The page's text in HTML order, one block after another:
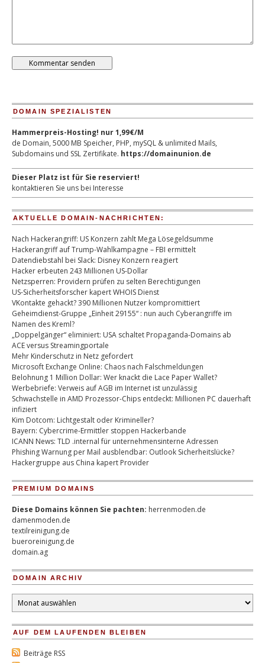
DOMAIN SPEZIALISTEN
Hammerpreis-Hosting! nur 1,99€/M
de Domain, 5000 MB Speicher, PHP, mySQL & unlimited Mails,
Subdomains und SSL Zertifikate. https://domainunion.de
Dieser Platz ist für Sie reserviert!
kontaktieren Sie uns bei Interesse
AKTUELLE DOMAIN-NACHRICHTEN:
Nach Hackerangriff: US Konzern zahlt Mega Lösegeldsumme
Hackerangriff auf Trump-Wahlkampagne – FBI ermittelt
Datendiebstahl bei Slack: Disney Konzern reagiert
Hacker erbeuten 243 Millionen US-Dollar
Netzsperren: Providern prüfen zu selten Berechtigungen
US-Sicherheitsforscher kapert WHOIS Dienst
VKontakte gehackt? 390 Millionen Nutzer kompromittiert
Geheimdienst-Gruppe „Einheit 29155“ : nun auch Cyberangriffe im
Namen des Kreml?
„Doppelgänger“ eliminiert: USA schaltet Propaganda-Domains ab
ACE versus Streamingportale
Mehr Kinderschutz in Netz gefordert
Microsoft Exchange Online: Chaos nach Falschmeldungen
Belohnung 1 Million Dollar: Wer knackt die Lace Paper Wallet?
Werbebriefe: Verweis auf AGB im Internet ist unzulässig
Schwachstelle in AMD Prozessor-Chips entdeckt: Millionen PC dauerhaft
infiziert
Kim Dotcom: Lichtgestalt oder Krimineller?
Bayern: Cybercrime-Ermittler stoppen Hackerbande
ICANN News: TLD .internal für unternehmensinterne Adressen
Phishing Warnung per Mail ausblendbar: Outlook Sicherheitslücke?
Hackergruppe aus China kapert Provider
PREMIUM DOMAINS
Diese Domains können Sie pachten: herrenmoden.de
damenmoden.de
textilreinigung.de
bueroreinigung.de
domain.ag
DOMAIN ARCHIV
Domain
Archiv
AUF DEM LAUFENDEN BLEIBEN
Beiträge RSS